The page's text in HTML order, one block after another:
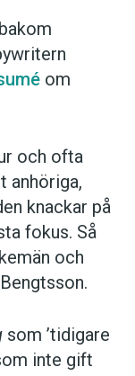
om
och ofta
anhöriga,
knackar på
fokus. Så
och
som ’tidigare
inte gift